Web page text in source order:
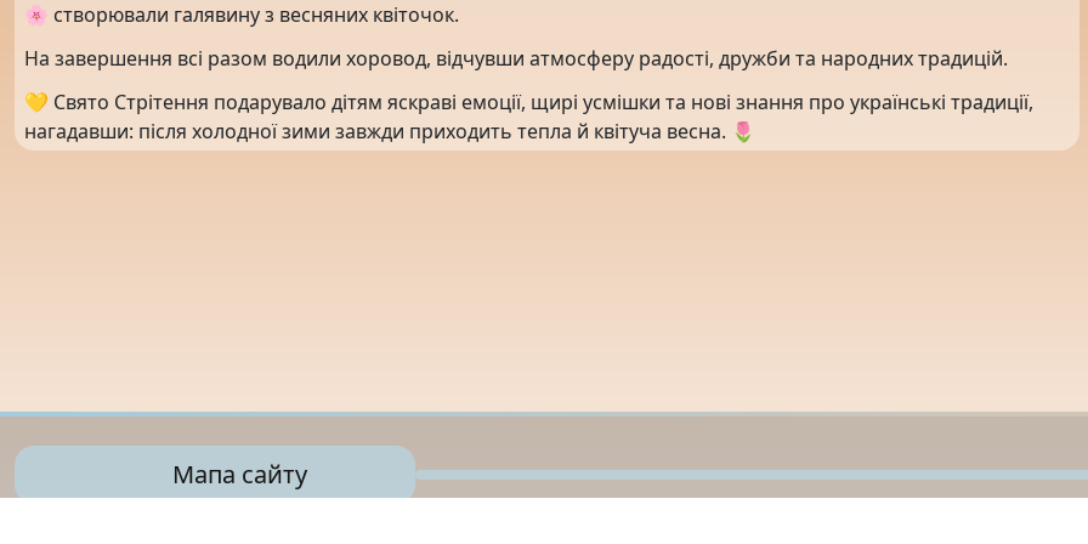
🌸 створювали галявину з весняних квіточок.
На завершення всі разом водили хоровод, відчувши атмосферу радості, дружби та народних традицій.
💛 Свято Стрітення подарувало дітям яскраві емоції, щирі усмішки та нові знання про українські традиції,
нагадавши: після холодної зими завжди приходить тепла й квітуча весна. 🌷
Мапа сайту